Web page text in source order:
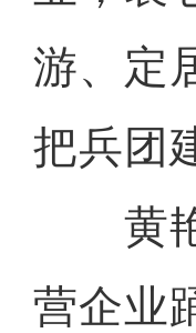
游、定
把兵团
黄艳
营企业